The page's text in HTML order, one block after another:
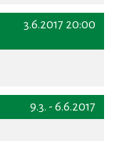
3.6.2017 20:00
9.3. - 6.6.2017